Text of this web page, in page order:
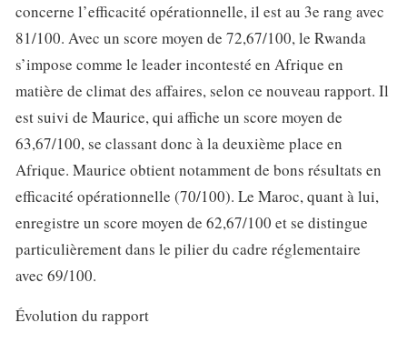
concerne l’efficacité opérationnelle, il est au 3e rang avec
81/100. Avec un score moyen de 72,67/100, le Rwanda
s’impose comme le leader incontesté en Afrique en
matière de climat des affaires, selon ce nouveau rapport. Il
est suivi de Maurice, qui affiche un score moyen de
63,67/100, se classant donc à la deuxième place en
Afrique. Maurice obtient notamment de bons résultats en
efficacité opérationnelle (70/100). Le Maroc, quant à lui,
enregistre un score moyen de 62,67/100 et se distingue
particulièrement dans le pilier du cadre réglementaire
avec 69/100.
Évolution du rapport